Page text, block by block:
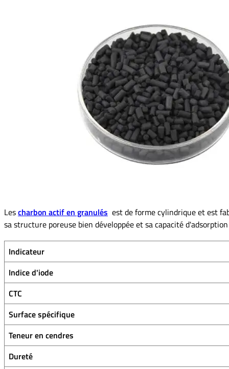
Lescharbon actif en granulés est de forme cylindrique et est
sa structure poreuse bien développée et sa capacité
Indicateur
Indice d'iode
CTC
Surface spécifique
Teneur en cendres
Dureté